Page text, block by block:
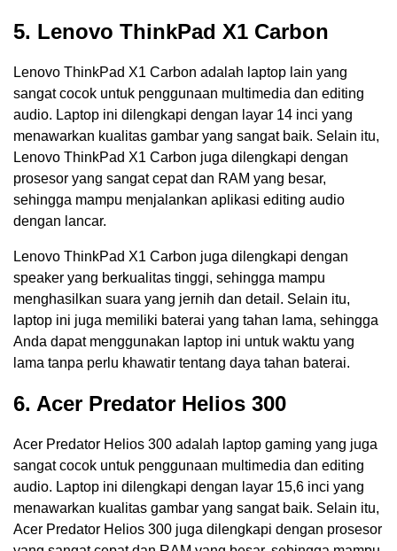
5. Lenovo ThinkPad X1 Carbon
Lenovo ThinkPad X1 Carbon adalah laptop lain yang
sangat cocok untuk penggunaan multimedia dan editing
audio. Laptop ini dilengkapi dengan layar 14 inci yang
menawarkan kualitas gambar yang sangat baik. Selain itu,
Lenovo ThinkPad X1 Carbon juga dilengkapi dengan
prosesor yang sangat cepat dan RAM yang besar,
sehingga mampu menjalankan aplikasi editing audio
dengan lancar.
Lenovo ThinkPad X1 Carbon juga dilengkapi dengan
speaker yang berkualitas tinggi, sehingga mampu
menghasilkan suara yang jernih dan detail. Selain itu,
laptop ini juga memiliki baterai yang tahan lama, sehingga
Anda dapat menggunakan laptop ini untuk waktu yang
lama tanpa perlu khawatir tentang daya tahan baterai.
6. Acer Predator Helios 300
Acer Predator Helios 300 adalah laptop gaming yang juga
sangat cocok untuk penggunaan multimedia dan editing
audio. Laptop ini dilengkapi dengan layar 15,6 inci yang
menawarkan kualitas gambar yang sangat baik. Selain itu,
Acer Predator Helios 300 juga dilengkapi dengan prosesor